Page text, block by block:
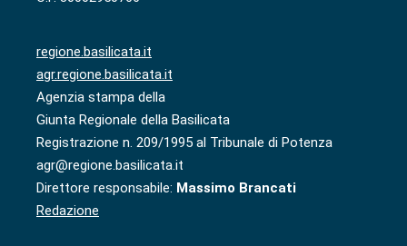
regione.basilicata.it
agr.regione.basilicata.it
Agenzia stampa della
Giunta Regionale della Basilicata
Registrazione n. 209/1995 al Tribunale di Potenza
agr@regione.basilicata.it
Direttore responsabile: Massimo Brancati
Redazione